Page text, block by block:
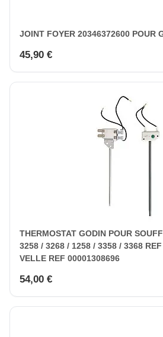
JOINT FOYER 20346372600 POUR
45,90 €
THERMOSTAT GODIN POUR
3258 / 3268 / 1258 / 3358 / 3368
VELLE REF 00001308696
54,00 €